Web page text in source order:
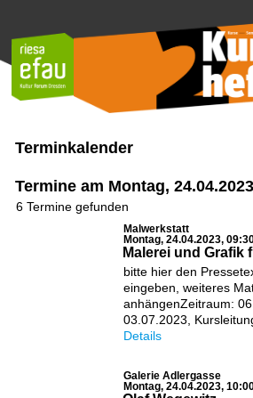
Terminkalender
Termine am Montag,
6 Termine gefunden
Malwerkstatt
Montag, 24.04.2023,
Malerei und Grafik
bitte hier den
eingeben, weiteres
anhängenZeitraum:
03.07.2023,
Details
Galerie Adlergasse
Montag, 24.04.2023,